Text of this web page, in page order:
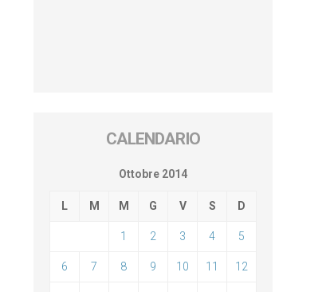
CALENDARIO
Ottobre 2014
L M M G V S D
1 2 3 4 5
6 7 8 9 10 11 12